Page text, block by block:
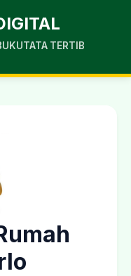
TATA TERTIB